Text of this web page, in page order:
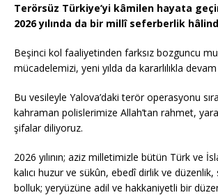
Terörsüz Türkiye’yi kâmilen hayata
2026 yılında da bir millî seferberlik
Beşinci kol faaliyetinden farksız bozguncu
mücadelemizi, yeni yılda da kararlılıkla
Bu vesileyle Yalova’daki terör operasyonu
kahraman polislerimize Allah’tan rahmet,
şifalar diliyoruz.
2026 yılının; aziz milletimizle bütün Türk ve
kalıcı huzur ve sükûn, ebedî dirlik ve düzenlik,
bolluk; yeryüzüne adil ve hakkaniyetli bir